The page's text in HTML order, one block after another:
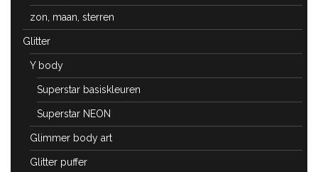
zon, maan, sterren
Glitter
Y body
Superstar basiskleuren
Superstar NEON
Glimmer body art
Glitter puffer